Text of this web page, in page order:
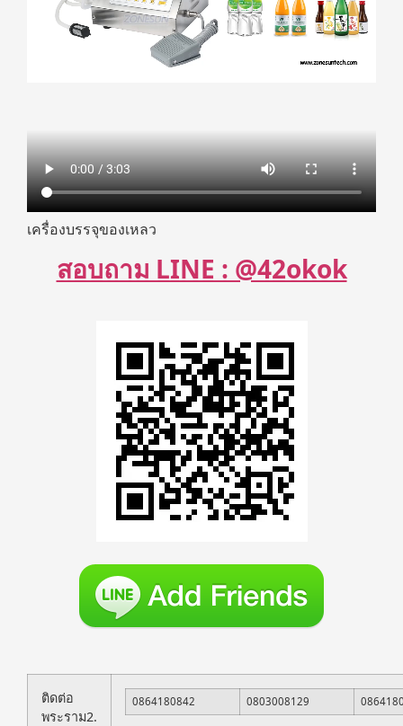
เครื่องบรรจุของเหลว
สอบถาม LINE : @42okok
ติดต่อ
พระราม2.
0864180842 0803008129